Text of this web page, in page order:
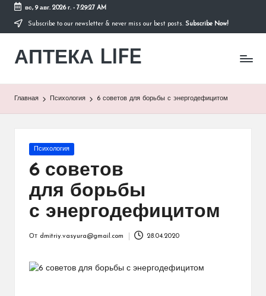
Перейти
содержимому
вс, 9 авг. 2026 г.- 7:29:27 AM
Subscribe to our newsletter & never miss our best posts. Subscribe Now!
АПТЕКА LIFE
сайт
Главная Психология 6 советов для борьбы с энергодефицитом
Опубликовано
Психология
6 советов
для борьбы
с энергодефицитом
От dmitriy.vasyura@gmail.com 28.04.2020